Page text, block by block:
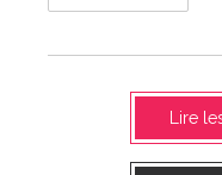
Lire